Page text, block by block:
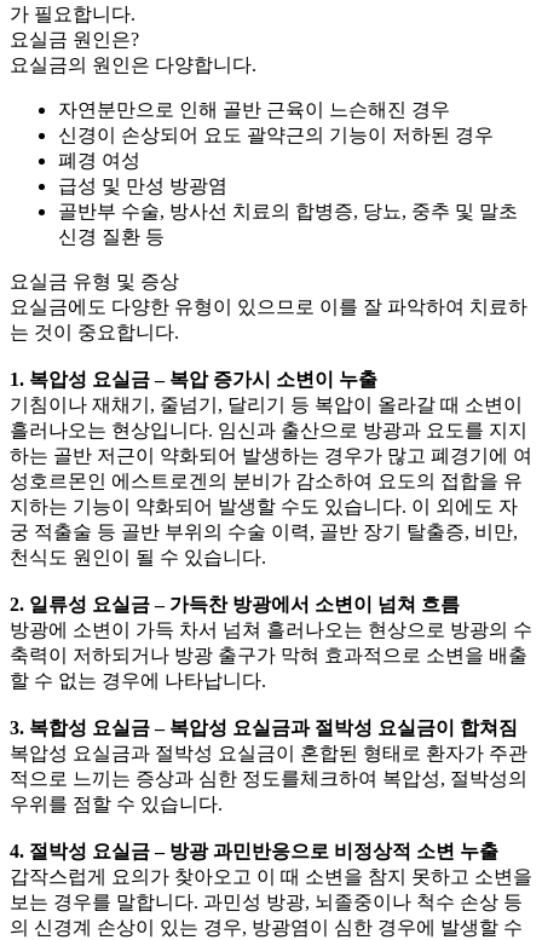
가 필요합니다.
요실금 원인은?
요실금의 원인은 다양합니다.
자연분만으로 인해 골반 근육이 느슨해진 경우
신경이 손상되어 요도 괄약근의 기능이 저하된 경우
폐경 여성
급성 및 만성 방광염
골반부 수술, 방사선 치료의 합병증, 당뇨, 중추 및 말초
신경 질환 등
요실금 유형 및 증상
요실금에도 다양한 유형이 있으므로 이를 잘 파악하여 치료하
는 것이 중요합니다.
1. 복압성 요실금 – 복압 증가시 소변이 누출
기침이나 재채기, 줄넘기, 달리기 등 복압이 올라갈 때 소변이
흘러나오는 현상입니다. 임신과 출산으로 방광과 요도를 지지
하는 골반 저근이 약화되어 발생하는 경우가 많고 폐경기에 여
성호르몬인 에스트로겐의 분비가 감소하여 요도의 접합을 유
지하는 기능이 약화되어 발생할 수도 있습니다. 이 외에도 자
궁 적출술 등 골반 부위의 수술 이력, 골반 장기 탈출증, 비만,
천식도 원인이 될 수 있습니다.
2. 일류성 요실금 – 가득찬 방광에서 소변이 넘쳐 흐름
방광에 소변이 가득 차서 넘쳐 흘러나오는 현상으로 방광의 수
축력이 저하되거나 방광 출구가 막혀 효과적으로 소변을 배출
할 수 없는 경우에 나타납니다.
3. 복합성 요실금 – 복압성 요실금과 절박성 요실금이 합쳐짐
복압성 요실금과 절박성 요실금이 혼합된 형태로 환자가 주관
적으로 느끼는 증상과 심한 정도를체크하여 복압성, 절박성의
우위를 점할 수 있습니다.
4. 절박성 요실금 – 방광 과민반응으로 비정상적 소변 누출
갑작스럽게 요의가 찾아오고 이 때 소변을 참지 못하고 소변을
보는 경우를 말합니다. 과민성 방광, 뇌졸중이나 척수 손상 등
의 신경계 손상이 있는 경우, 방광염이 심한 경우에 발생할 수